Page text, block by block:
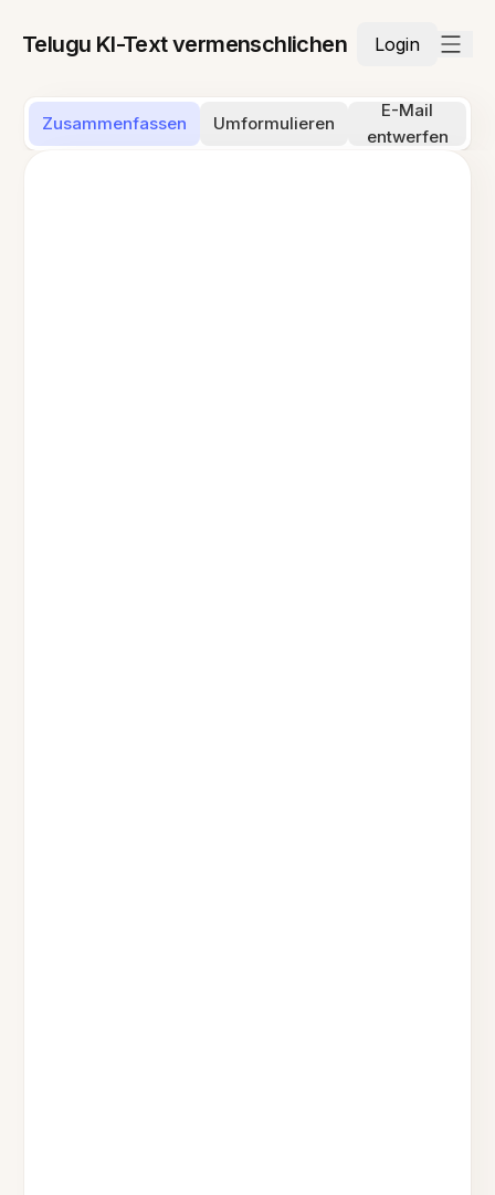
Telugu KI-Text vermenschlichen Login
Zusammenfassen Umformulieren
E-Mail
entwerfen